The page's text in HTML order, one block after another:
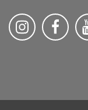
BistumDie